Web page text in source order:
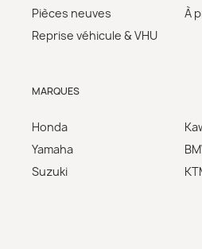
Pièces neuves
Reprise véhicule & VHU
À
MARQUES
Honda
Yamaha
Suzuki